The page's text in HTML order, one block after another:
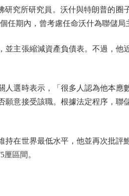
究所研究員。沃什與特朗普的圈
任期內，曾考慮任命沃什為聯儲局
主張縮減資產負債表。不過，他
選時表示，「很多人認為他本應
意接受該職。根據法定程序，聯
在世界最低水平，他並再次批評
區間。